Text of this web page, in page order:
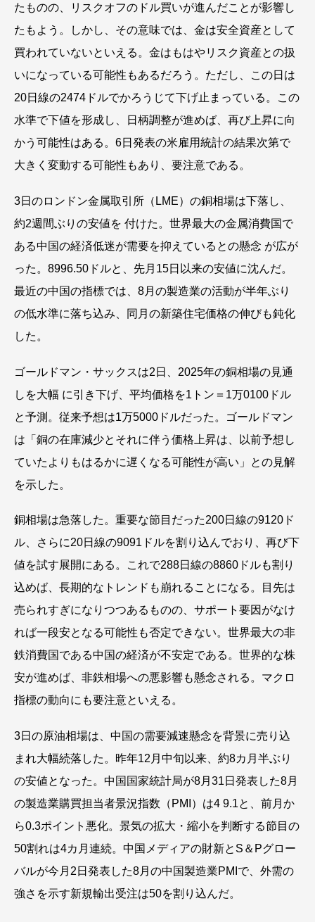
たものの、リスクオフのドル買いが進んだことが影響し
たもよう。しかし、その意味では、金は安全資産として
買われていないといえる。金はもはやリスク資産との扱
いになっている可能性もあるだろう。ただし、この日は
20日線の2474ドルでかろうじて下げ止まっている。この
水準で下値を形成し、日柄調整が進めば、再び上昇に向
かう可能性はある。6日発表の米雇用統計の結果次第で
大きく変動する可能性もあり、要注意である。
3日のロンドン金属取引所（LME）の銅相場は下落し、
約2週間ぶりの安値を 付けた。世界最大の金属消費国で
ある中国の経済低迷が需要を抑えているとの懸念 が広が
った。8996.50ドルと、先月15日以来の安値に沈んだ。
最近の中国の指標では、8月の製造業の活動が半年ぶり
の低水準に落ち込み、同月の新築住宅価格の伸びも鈍化
した。
ゴールドマン・サックスは2日、2025年の銅相場の見通
しを大幅 に引き下げ、平均価格を1トン＝1万0100ドル
と予測。従来予想は1万5000ドルだった。ゴールドマン
は「銅の在庫減少とそれに伴う価格上昇は、以前予想し
ていたよりもはるかに遅くなる可能性が高い」との見解
を示した。
銅相場は急落した。重要な節目だった200日線の9120ド
ル、さらに20日線の9091ドルを割り込んでおり、再び下
値を試す展開にある。これで288日線の8860ドルも割り
込めば、長期的なトレンドも崩れることになる。目先は
売られすぎになりつつあるものの、サポート要因がなけ
れば一段安となる可能性も否定できない。世界最大の非
鉄消費国である中国の経済が不安定である。世界的な株
安が進めば、非鉄相場への悪影響も懸念される。マクロ
指標の動向にも要注意といえる。
3日の原油相場は、中国の需要減速懸念を背景に売り込
まれ大幅続落した。昨年12月中旬以来、約8カ月半ぶり
の安値となった。中国国家統計局が8月31日発表した8月
の製造業購買担当者景況指数（PMI）は4 9.1と、前月か
ら0.3ポイント悪化。景気の拡大・縮小を判断する節目の
50割れは4カ月連続。中国メディアの財新とS＆Pグロー
バルが今月2日発表した8月の中国製造業PMIで、外需の
強さを示す新規輸出受注は50を割り込んだ。